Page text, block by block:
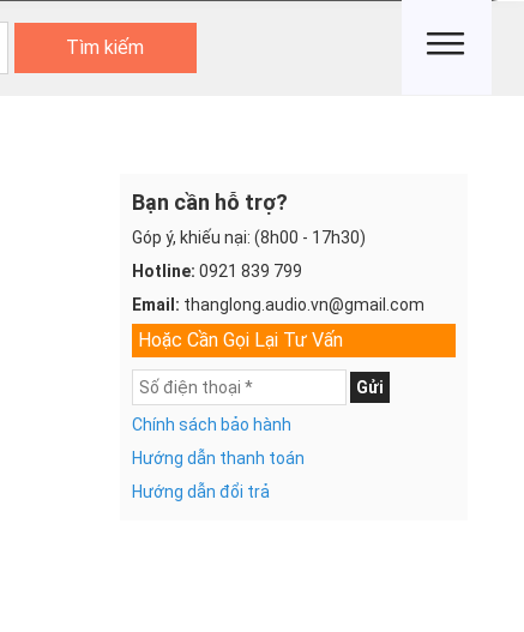
Tìm kiếm
Bạn cần hỗ trợ?
Góp ý, khiếu nại: (8h00 - 17h30)
Hotline: 0921 839 799
Email: thanglong.audio.vn@gmail.com
Hoặc Cần Gọi Lại Tư Vấn
Gửi
Chính sách bảo hành
Hướng dẫn thanh toán
Hướng dẫn đổi trả